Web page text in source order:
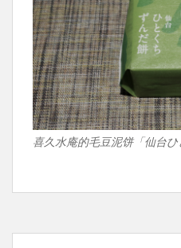
喜久水庵的毛豆泥饼「仙台